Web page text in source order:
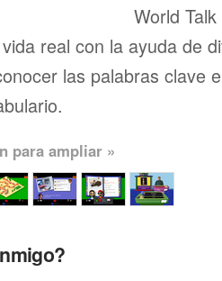
World
real con la ayuda de
las palabras clave
para ampliar »